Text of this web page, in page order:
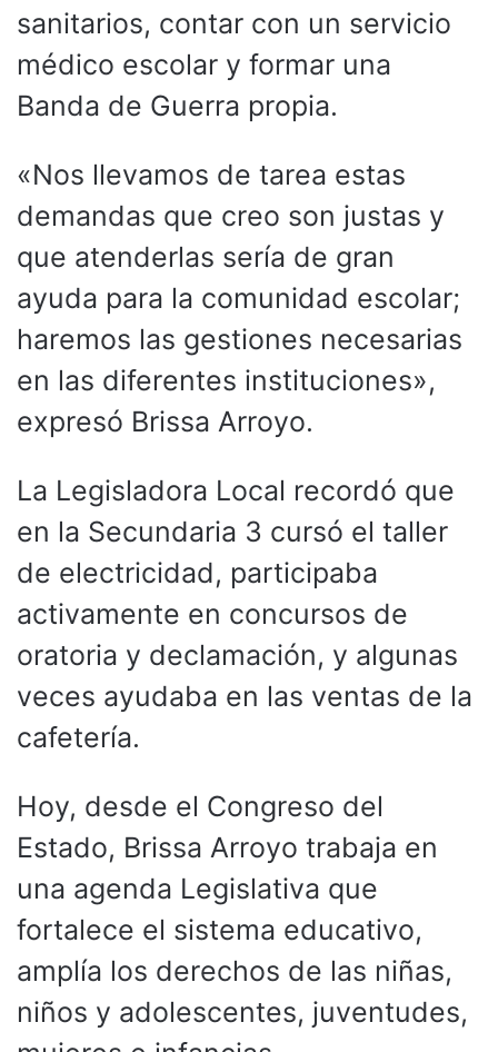
sanitarios, contar con un servicio
médico escolar y formar una
Banda de Guerra propia.
«Nos llevamos de tarea estas
demandas que creo son justas y
que atenderlas sería de gran
ayuda para la comunidad escolar;
haremos las gestiones necesarias
en las diferentes instituciones»,
expresó Brissa Arroyo.
La Legisladora Local recordó que
en la Secundaria 3 cursó el taller
de electricidad, participaba
activamente en concursos de
oratoria y declamación, y algunas
veces ayudaba en las ventas de la
cafetería.
Hoy, desde el Congreso del
Estado, Brissa Arroyo trabaja en
una agenda Legislativa que
fortalece el sistema educativo,
amplía los derechos de las niñas,
niños y adolescentes, juventudes,